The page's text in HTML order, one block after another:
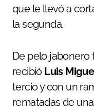
que le llevó a
la segunda.
De pelo jabonero
recibió Luis
tercio y con un
rematadas de